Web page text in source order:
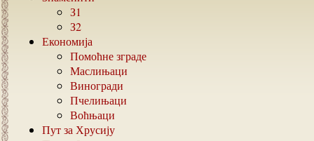
З1
З2
Економија
Помоћне зграде
Маслињаци
Виногради
Пчелињаци
Воћњаци
Пут за Хрусију